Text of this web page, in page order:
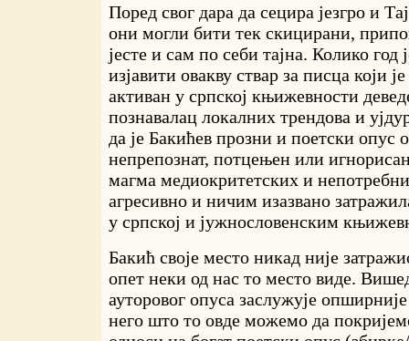
Поред свог дара да сецира језгро и
они могли бити тек скицирани,
јесте и сам по себи тајна. Колико год
изјавити овакву ствар за писца који
активан у српској књижевности
познавалац локалних трендова и
да је Бакићев прозни и поетски опус
непрепознат, потцењен или
магма медиокритетских и
агресивно и ничим изазвано
у српској и јужнословенским
Бакић своје место никад није
опет неки од нас то место виде.
ауторовог опуса заслужује
него што то овде можемо да